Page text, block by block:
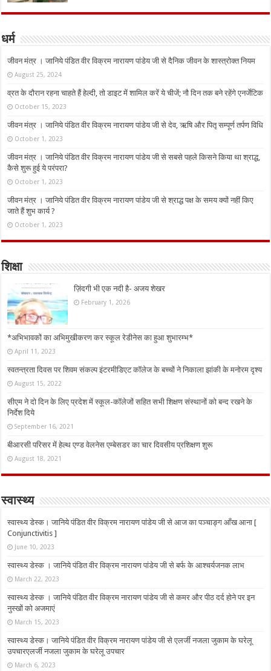
धर्म
जीवन मंत्र । जानिये पंडित वीर विक्रम नारायण पांडेय जी से दैनिक जीवन के शास्त्रोक्त नियम
August 25, 2024
व्रत के दौरान रहना चाहते हैं हेल्दी, तो डाइट में शामिल करें ये चीजें; नौ दिन तक बने रहेंगे एनर्जेटिक
October 15, 2023
जीवन मंत्र । जानिये पंडित वीर विक्रम नारायण पांडेय जी से देव, ऋषि और पितृ सम्पूर्ण तर्पण विधि
October 1, 2023
जीवन मंत्र । जानिये पंडित वीर विक्रम नारायण पांडेय जी से सबसे पहले किसने किया था श्राद्ध,
कैसे शुरू हुई ये परंपरा?
October 1, 2023
जीवन मंत्र । जानिये पंडित वीर विक्रम नारायण पांडेय जी से श्राद्ध पक्ष के समय क्यों नहीं किए
जाते हैं शुभ कार्य ?
October 1, 2023
शिक्षा
ज़िंदगी भी एक नदी है- अजय शेखर
February 1, 2026
*अभिभावकों का अभिमुखीकरण कर स्कूल रेडीनेस का हुआ शुभारम्भ*
April 11, 2023
स्वतन्त्रता दिवस पर शिवम संकल्प इंटरमीडिएट कॉलेज के बच्चों ने निकाला झांकी के मनोरम दृश्य
August 15, 2022
सीएम ने दो दिन के लिए प्रदेश में स्कूल-कॉलेजों सहित सभी शिक्षण संस्थानों को बन्द रखने के
निर्देश दिये
September 16, 2021
बीआरसी परिसर में हेल्थ एण्ड वेलनेस एम्बेसडर का चार दिवसीय प्रशिक्षण शुरू
August 18, 2021
स्वास्थ्य
स्वास्थ्य डेस्क। जानिये पंडित वीर विक्रम नारायण पांडेय जी से आज का पञ्चाङ्ग आँख आना [
Conjunctivitis ]
June 10, 2023
स्वास्थ्य डेस्क । जानिये पंडित वीर विक्रम नारायण पांडेय जी से बर्फ के आश्चर्यजनक लाभ
March 22, 2023
स्वास्थ्य डेस्क । जानिये पंडित वीर विक्रम नारायण पांडेय जी से कमर और पीठ दर्द होने पर इन
नुस्‍खों को अजमाएं
March 15, 2023
स्वास्थ्य डेस्क। जानिये पंडित वीर विक्रम नारायण पांडेय जी से एलर्जी नजला जुकाम के घरेलू
उपचारएलर्जी नजला जुकाम के घरेलू उपचार
March 6, 2023